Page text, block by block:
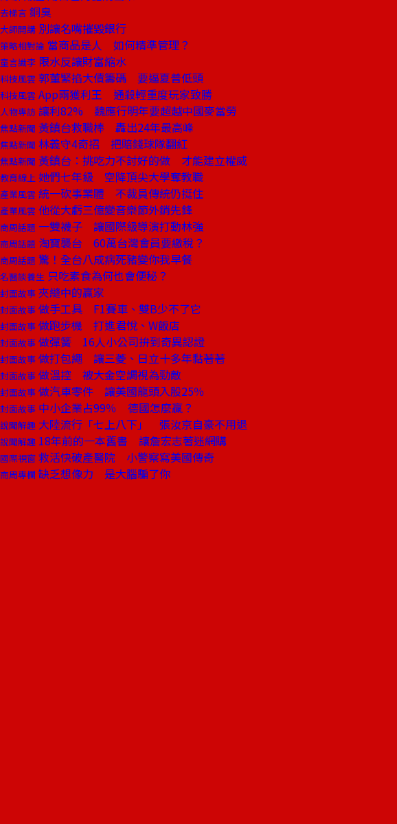
去梯言 銅臭
大師開講 別讓名嘴摧毀銀行
策略相對論 當商品是人 如何精準管理？
童言識李 限水反讓財富縮水
科技風雲 郭董緊掐大債籌碼 要逼夏普低頭
科技風雲 App兩獲利王 通殺輕重度玩家致勝
人物專訪 讓利82% 魏應行明年要超越中國麥當勞
焦點新聞 黃鎮台救職棒 轟出24年最高峰
焦點新聞 林義守4奇招 把賠錢球隊翻紅
焦點新聞 黃鎮台：挑吃力不討好的做 才能建立權威
教育線上 她們七年級 空降頂尖大學奪教職
產業風雲 統一砍事業體 不裁員傳統仍挺住
產業風雲 他從大虧三億變音樂節外銷先鋒
商周話題 一雙襪子 讓國際級導演打動林強
商周話題 淘寶襲台 60萬台灣會員要繳稅？
商周話題 驚！全台八成病死豬變你我早餐
名醫談養生 只吃素食為何也會便秘？
封面故事 夾縫中的贏家
封面故事 做手工具 F1賽車、雙B少不了它
封面故事 做跑步機 打進君悅、W飯店
封面故事 做彈簧 16人小公司拚到奇異認證
封面故事 做打包繩 讓三菱、日立十多年黏著著
封面故事 做溫控 被大金空調視為勁敵
封面故事 做汽車零件 讓美國龍頭入股25％
封面故事 中小企業占99％ 德國怎麼贏？
說聞解趣 大陸流行「七上八下」 張汝京自豪不用退
說聞解趣 18年前的一本舊書 讓詹宏志著迷網購
國際視窗 救活快破產醫院 小警察寫美國傳奇
商周專欄 缺乏想像力 是大腦騙了你